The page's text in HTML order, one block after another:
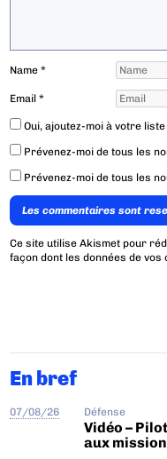
Name*
Email*
Oui, ajoutez-moi à votre
Prévenez-moi de tous les
Prévenez-moi de tous les
Les commentaires sont
Ce site utilise Akismet pour
façon dont les données de
En bref
07/08/26 Défense
Vidéo –
aux